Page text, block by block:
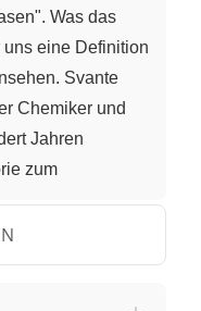
Was das
uns eine Definition
Svante
Chemiker und
Jahren
zum
beiden
lange bekannt: